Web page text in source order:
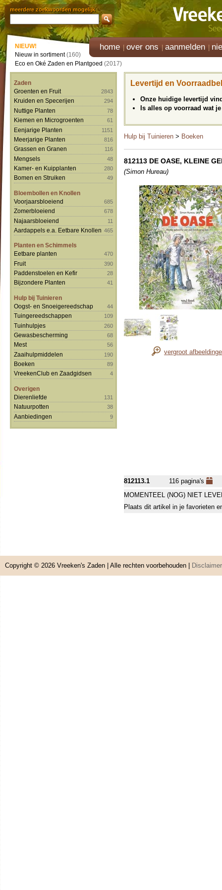
meerdere zoekwoorden mogelijk
home over ons aanmelden
NIEUW!
Nieuw in sortiment(160)
Eco en Oké Zaden en Plantgoed (2017)
Zaden
Groenten en Fruit
2843
Kruiden en Specerijen 294
Nuttige Planten 78
Kiemen en Microgroenten 61
Eenjarige Planten 1151
Meerjarige Planten 816
Grassen en Granen 116
Mengsels 48
Kamer- en Kuipplanten 280
Bomen en Struiken 49
Bloembollen en Knollen
Voorjaarsbloeiend
685
Zomerbloeiend 678
Najaarsbloeiend 11
Aardappels e.a. Eetbare Knollen 465
Planten en Schimmels
Eetbare planten
470
Fruit 390
Paddenstoelen en Kefir 28
Bijzondere Planten 41
Hulp bij Tuinieren
Oogst- en Snoeigereedschap
44
Tuingereedschappen 109
Tuinhulpjes 260
Gewasbescherming 68
Mest 56
Zaaihulpmiddelen 190
Boeken 89
VreekenClub en Zaadgidsen 4
Overigen
Dierenliefde
131
Natuurpotten 38
Aanbiedingen 9
Levertijd en
Onze huidige levertijd
Is alles op voorraad wat
Hulp bij Tuinieren > Boeken
812113 DE OASE, KLEINE
(Simon Hureau)
vergroot
812113.1
116 pagina's
MOMENTEEL (NOG) NIET
Plaats dit artikel in je favorieten
Copyright © 2026 Vreeken's Zaden | Alle rechten voorbehouden | Disclaimer